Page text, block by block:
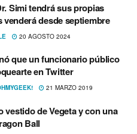
Simi tendrá sus propias
venderá desde septiembre
20 AGOSTO 2024
que un funcionario público
en Twitter
21 MARZO 2019
vestido de Vegeta y con una
Ball